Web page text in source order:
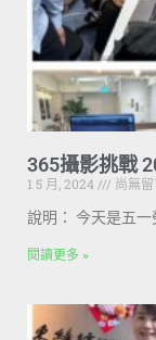
365攝影挑戰
1 5 月, 2024
尚無留
說明： 今天是五
閱讀更多 »